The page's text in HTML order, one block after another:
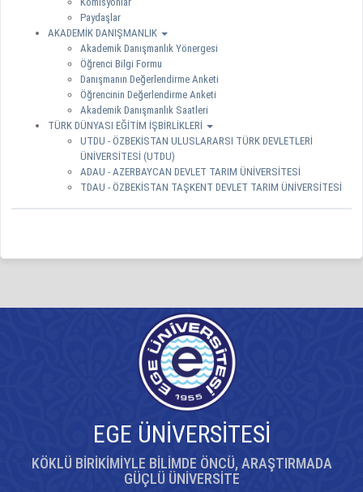
Paydaşlar
AKADEMİK DANIŞMANLIK
Akademik Danışmanlık Yönergesi
Öğrenci Bilgi Formu
Danışmanın Değerlendirme Anketi
Öğrencinin Değerlendirme Anketi
Akademik Danışmanlık Saatleri
TÜRK DÜNYASI EĞİTİM İŞBİRLİKLERİ
UTDU - ÖZBEKİSTAN ULUSLARARSI TÜRK DEVLETLERİ
ÜNİVERSİTESİ (UTDU)
ADAU - AZERBAYCAN DEVLET TARIM ÜNİVERSİTESİ
TDAU - ÖZBEKİSTAN TAŞKENT DEVLET TARIM ÜNİVERSİTESİ
EGE ÜNİVERSİTESİ
KÖKLÜ BİRİKİMİYLE BİLİMDE ÖNCÜ, ARAŞTIRMADA
GÜÇLÜ ÜNİVERSİTE